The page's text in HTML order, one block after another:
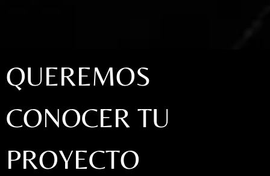
QUEREMOS
CONOCER TU
PROYECTO